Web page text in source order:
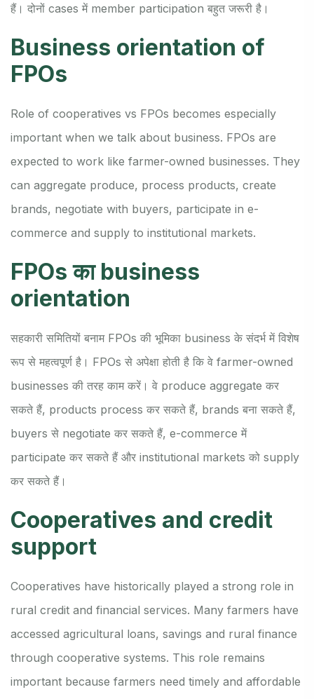
हैं। दोनों cases में member participation बहुत जरूरी है।
Business orientation of
FPOs
Role of cooperatives vs FPOs becomes especially
important when we talk about business. FPOs are
expected to work like farmer-owned businesses. They
can aggregate produce, process products, create
brands, negotiate with buyers, participate in e-
commerce and supply to institutional markets.
FPOs का business
orientation
सहकारी समितियों बनाम FPOs की भूमिका business के संदर्भ में विशेष
रूप से महत्वपूर्ण है। FPOs से अपेक्षा होती है कि वे farmer-owned
businesses की तरह काम करें। वे produce aggregate कर
सकते हैं, products process कर सकते हैं, brands बना सकते हैं,
buyers से negotiate कर सकते हैं, e-commerce में
participate कर सकते हैं और institutional markets को supply
कर सकते हैं।
Cooperatives and credit
support
Cooperatives have historically played a strong role in
rural credit and financial services. Many farmers have
accessed agricultural loans, savings and rural finance
through cooperative systems. This role remains
important because farmers need timely and affordable